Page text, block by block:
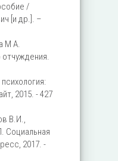
/
[и др.]. –
М А.
отчуждения.
2015. - 427
В.И.,
Социальная
2017. -